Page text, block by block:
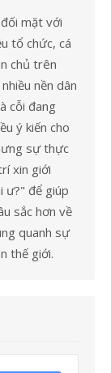
mặt với
tổ chức, cá
chủ trên
nền dân
cỗi đang
ý kiến cho
sự thực
xin giới
ư?" để giúp
sắc hơn về
quanh sự
thế giới.